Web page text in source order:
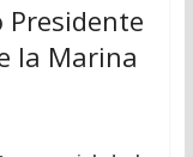
Presidente
la Marina